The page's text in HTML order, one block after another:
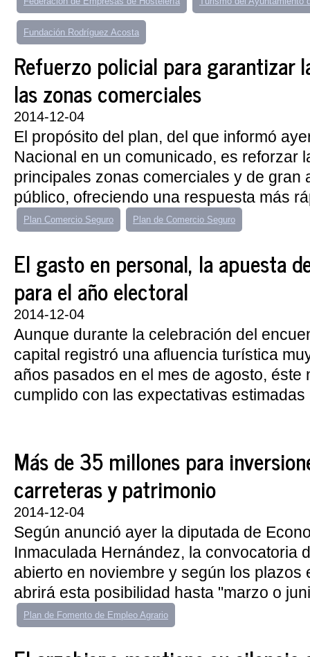
Fundación Rodríguez Acosta
Refuerzo policial para garantizar
las zonas comerciales
2014-12-04
El propósito del plan, del que informó
Nacional en un comunicado, es reforzar
principales zonas comerciales y de gran
público, ofreciendo una respuesta más
Plan Comercio Seguro Plan de Comercio Seguro
El gasto en personal, la apuesta
para el año electoral
2014-12-04
Aunque durante la celebración del
capital registró una afluencia turística
años pasados en el mes de agosto, éste
cumplido con las expectativas estimadas
Más de 35 millones para
carreteras y patrimonio
2014-12-04
Según anunció ayer la diputada de
Inmaculada Hernández, la convocatoria
abierto en noviembre y según los plazos
abrirá esta posibilidad hasta "marzo o
Plan de Fomento de Empleo Agrario